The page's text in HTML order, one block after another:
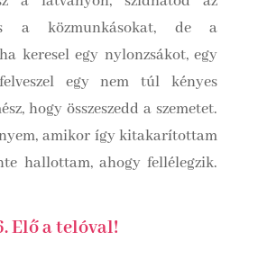
a közmunkásokat, de a
keresel egy nylonzsákot, egy
egy nem túl kényes
hogy összeszedd a szemetet.
amikor így kitakarítottam
hallottam, ahogy fellélegzik.
Elő a telóval!